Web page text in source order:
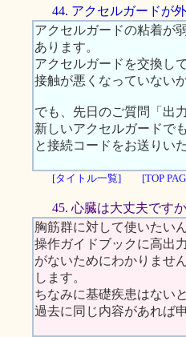
44. アクセルガードが
アクセルガードの粘着が
あります。
アクセルガードを交換し
接触が悪くなっていない
でも、先日のご質問「出
新しいアクセルガードで
と接続コードをお送りい
[タイトル一覧] [TOP
45. 心臓は大丈夫です
胸筋群に対して使いたい
操作ガイドブックに高出
がないためにわかりませ
します。
ちなみに基礎疾患はない
過去に同じ内容があれば